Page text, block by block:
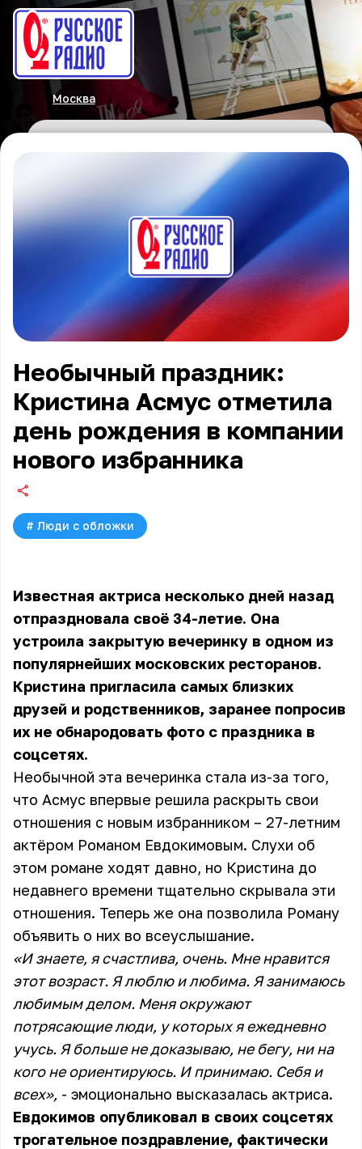
Москва
Необычный праздник:
Кристина Асмус отметила
день рождения в компании
нового избранника
# Люди с обложки
Известная актриса несколько дней назад
отпраздновала своё 34-летие. Она
устроила закрытую вечеринку в одном из
популярнейших московских ресторанов.
Кристина пригласила самых близких
друзей и родственников, заранее попросив
их не обнародовать фото с праздника в
соцсетях.
Необычной эта вечеринка стала из-за того,
что Асмус впервые решила раскрыть свои
отношения с новым избранником – 27-летним
актёром Романом Евдокимовым. Слухи об
этом романе ходят давно, но Кристина до
недавнего времени тщательно скрывала эти
отношения. Теперь же она позволила Роману
объявить о них во всеуслышание.
«И знаете, я счастлива, очень. Мне нравится
этот возраст. Я люблю и любима. Я занимаюсь
любимым делом. Меня окружают
потрясающие люди, у которых я ежедневно
учусь. Я больше не доказываю, не бегу, ни на
кого не ориентируюсь. И принимаю. Себя и
всех», - эмоционально высказалась актриса.
Евдокимов опубликовал в своих соцсетях
трогательное поздравление, фактически